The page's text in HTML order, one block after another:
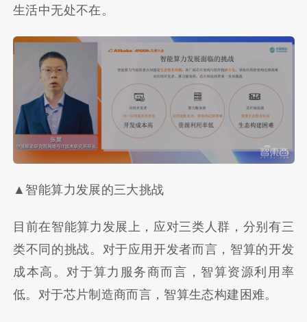
生活中无处不在。
▲智能算力发展的三大挑战
目前在智能算力发展上，应对三类人群，分别有三
类不同的挑战。对于应用开发者而言，智算的开发
成本高。对于算力服务商而言，智算资源利用率
低。对于芯片制造商而言，智算生态构建困难。